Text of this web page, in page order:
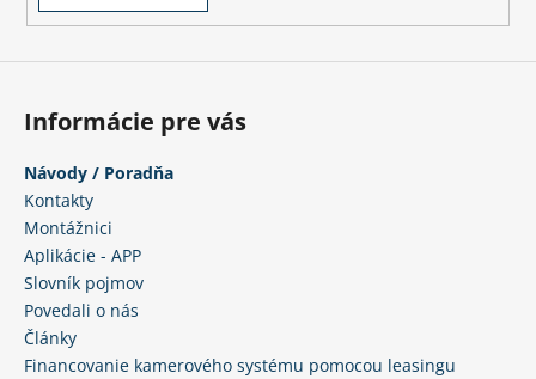
n
á
s
?
Informácie pre vás
Návody / Poradňa
Kontakty
Montážnici
Aplikácie - APP
Slovník pojmov
Povedali o nás
Články
Financovanie kamerového systému pomocou leasingu